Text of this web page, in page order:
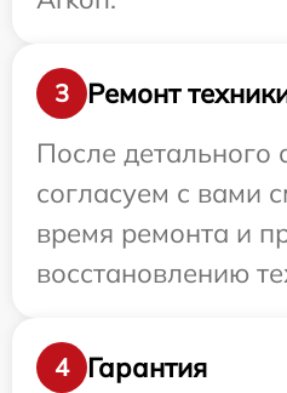
3
Ремонт
После детального
согласуем с вами
время ремонта и
восстановлению
4
Гарантия